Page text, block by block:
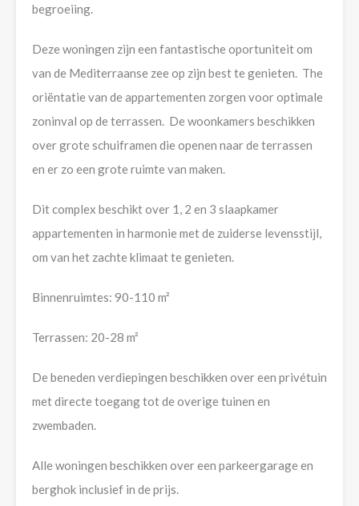
begroeiing.
Deze woningen zijn een fantastische oportuniteit om
van de Mediterraanse zee op zijn best te genieten. The
oriëntatie van de appartementen zorgen voor optimale
zoninval op de terrassen. De woonkamers beschikken
over grote schuiframen die openen naar de terrassen
en er zo een grote ruimte van maken.
Dit complex beschikt over 1, 2 en 3 slaapkamer
appartementen in harmonie met de zuiderse levensstijl,
om van het zachte klimaat te genieten.
Binnenruimtes: 90-110 m²
Terrassen: 20-28 m²
De beneden verdiepingen beschikken over een privétuin
met directe toegang tot de overige tuinen en
zwembaden.
Alle woningen beschikken over een parkeergarage en
berghok inclusief in de prijs.